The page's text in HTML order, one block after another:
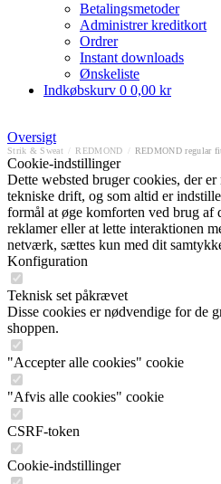
Betalingsmetoder
Administrer kreditkort
Ordrer
Instant downloads
Ønskeliste
Indkøbskurv 0 0,00 kr
Oversigt
Strik & Sweat REDMOND REDMOND regular
Cookie-indstillinger
Dette websted bruger cookies, der
tekniske drift, og som altid er
formål at øge komforten ved brug af
reklamer eller at lette interaktionen
netværk, sættes kun med dit
Konfiguration
Teknisk set påkrævet
Disse cookies er nødvendige for de
shoppen.
"Accepter alle cookies" cookie
"Afvis alle cookies" cookie
CSRF-token
Cookie-indstillinger